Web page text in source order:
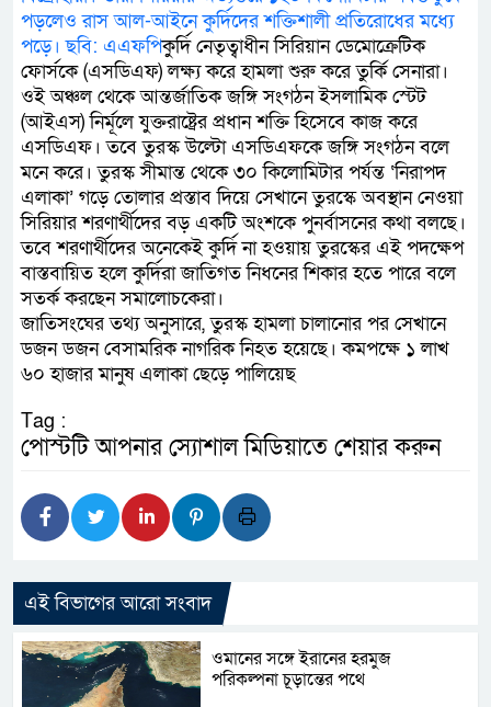
পড়লেও রাস আল-আইনে কুর্দিদের শক্তিশালী প্রতিরোধের মধ্যে
পড়ে। ছবি: এএফপিকুর্দি নেতৃত্বাধীন সিরিয়ান ডেমোক্রেটিক
ফোর্সকে (এসডিএফ) লক্ষ্য করে হামলা শুরু করে তুর্কি সেনারা।
ওই অঞ্চল থেকে আন্তর্জাতিক জঙ্গি সংগঠন ইসলামিক স্টেট
(আইএস) নির্মূলে যুক্তরাষ্ট্রের প্রধান শক্তি হিসেবে কাজ করে
এসডিএফ। তবে তুরস্ক উল্টো এসডিএফকে জঙ্গি সংগঠন বলে
মনে করে। তুরস্ক সীমান্ত থেকে ৩০ কিলোমিটার পর্যন্ত ‘নিরাপদ
এলাকা’ গড়ে তোলার প্রস্তাব দিয়ে সেখানে তুরস্কে অবস্থান নেওয়া
সিরিয়ার শরণার্থীদের বড় একটি অংশকে পুনর্বাসনের কথা বলছে।
তবে শরণার্থীদের অনেকেই কুর্দি না হওয়ায় তুরস্কের এই পদক্ষেপ
বাস্তবায়িত হলে কুর্দিরা জাতিগত নিধনের শিকার হতে পারে বলে
সতর্ক করছেন সমালোচকেরা।
জাতিসংঘের তথ্য অনুসারে, তুরস্ক হামলা চালানোর পর সেখানে
ডজন ডজন বেসামরিক নাগরিক নিহত হয়েছে। কমপক্ষে ১ লাখ
৬০ হাজার মানুষ এলাকা ছেড়ে পালিয়েছ
Tag :
পোস্টটি আপনার স্যোশাল মিডিয়াতে শেয়ার করুন
এই বিভাগের আরো সংবাদ
ওমানের সঙ্গে ইরানের হরমুজ
পরিকল্পনা চূড়ান্তের পথে